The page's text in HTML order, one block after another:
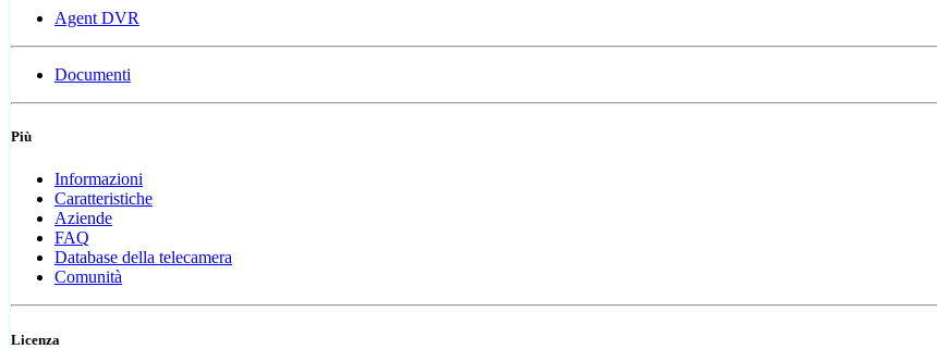
Agent DVR
Documenti
Più
Informazioni
Caratteristiche
Aziende
FAQ
Database della telecamera
Comunità
Licenza